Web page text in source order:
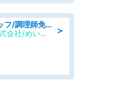
＞
「残業ほぼなし」調理スタッフ/調理師免許必須/正職員/日勤のみ/住宅型有料老人ホーム
めいじ永寿介護サービス 株式会社/めいじ永寿介護サービスセンター